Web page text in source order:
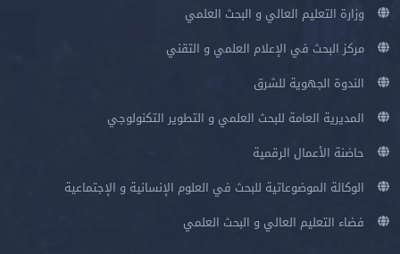
وزارة التعليم العالي و البحث العلمي
مركز البحث في الإعلام العلمي و التقني
الندوة الجهوية للشرق
المديرية العامة للبحث العلمي و التطوير التكنولوجي
حاضنة الأعمال الرقمية
الوكالة الموضوعاتية للبحث في العلوم الإنسانية و الإجتماعية
فضاء التعليم العالي و البحث العلمي